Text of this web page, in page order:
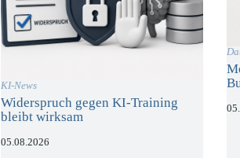
KI-News
Widerspruch gegen KI-Training
bleibt wirksam
05.08.2026